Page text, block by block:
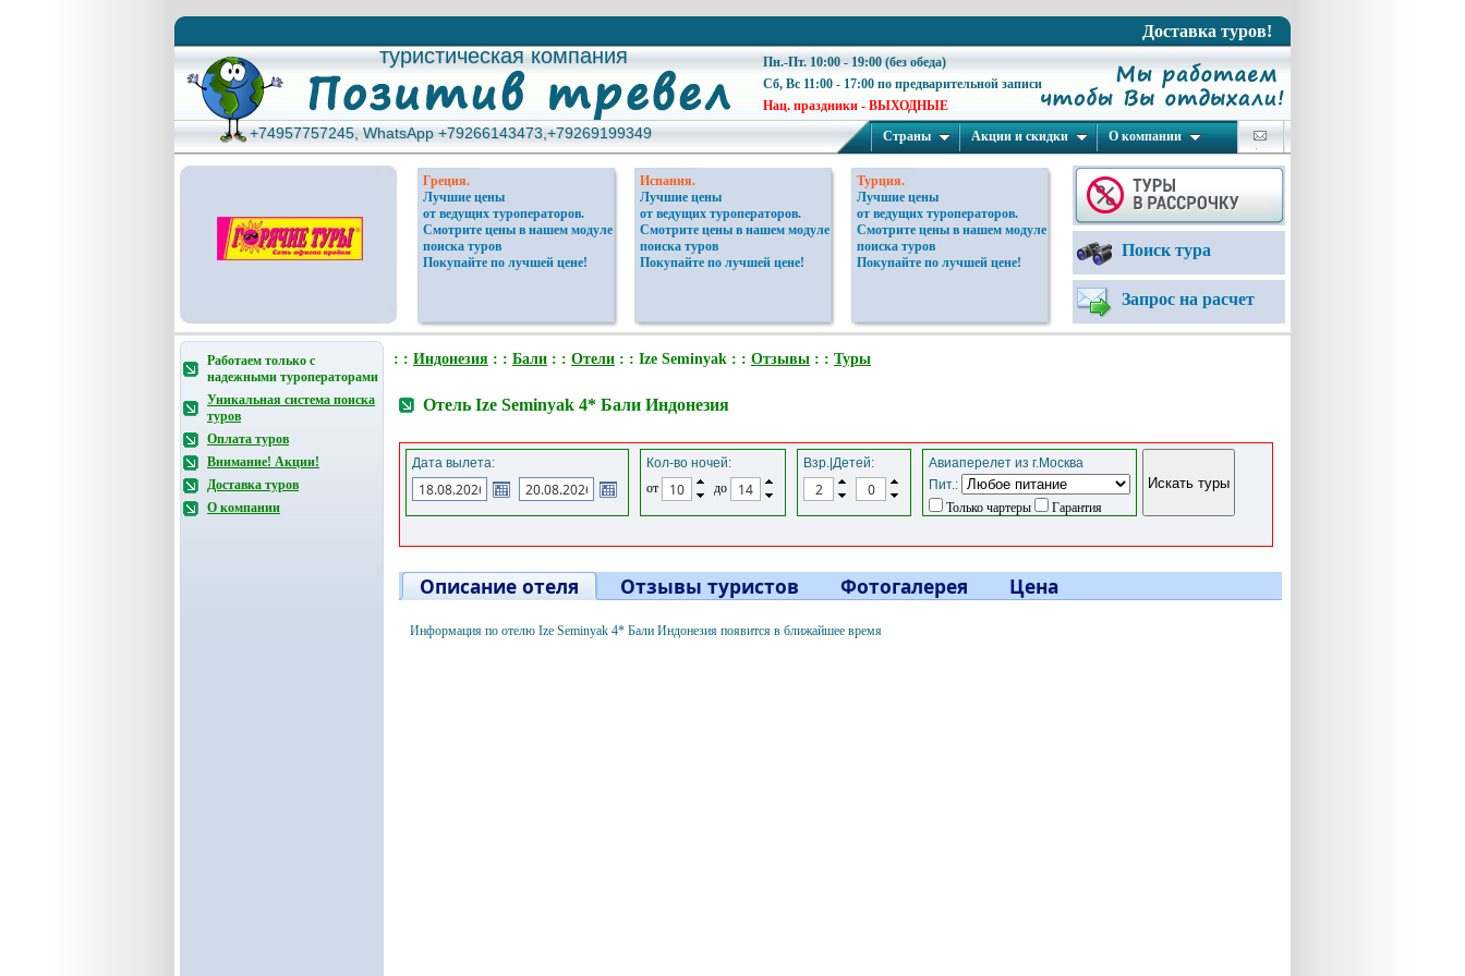
Доставка туров!
туристическая компания
туристическая компания
Пн.-Пт. 10:00 - 19:00 (без обеда)
Сб, Вс 11:00 - 17:00 по предварительной записи
Нац. праздники - ВЫХОДНЫЕ
+74957757245, WhatsApp +79266143473,+79269199349
+74957757245, WhatsApp +79266143473,+79269199349 Страны Акции и скидки О компании
Греция.
Лучшие цены
от ведущих туроператоров.
Смотрите цены в нашем модуле
поиска туров
Покупайте по лучшей цене!
Испания.
Лучшие цены
от ведущих туроператоров.
Смотрите цены в нашем модуле
поиска туров
Покупайте по лучшей цене!
Турция.
Лучшие цены
от ведущих туроператоров.
Смотрите цены в нашем модуле
поиска туров
Покупайте по лучшей цене!
Поиск тура
Запрос на расчет
Работаем только с
надежными туроператорами
Уникальная система поиска
туров
Оплата туров
Внимание! Акции!
Доставка туров
О компании
: : Индонезия : : Бали : : Отели : : Ize Seminyak : : Отзывы : : Туры
Отель Ize Seminyak 4* Бали Индонезия
Дата вылета:
Кол-во ночей:
от
до
Взр.|Детей:
Авиаперелет из г.Москва
Пит.:
Только чартеры
Гарантия
Описание отеля Отзывы туристов Фотогалерея Цена
Информация по отелю Ize Seminyak 4* Бали Индонезия появится в ближайшее время